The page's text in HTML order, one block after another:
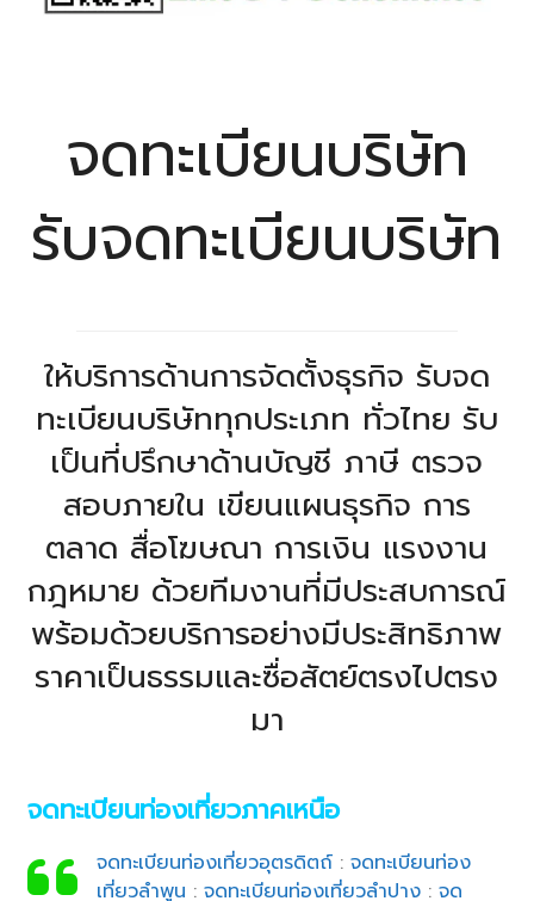
จดทะเบียนบริษัท
รับจดทะเบียนบริษัท
ให้บริการด้านการจัดตั้งธุรกิจ รับจด
ทะเบียนบริษัททุกประเภท ทั่วไทย รับ
เป็นที่ปรึกษาด้านบัญชี ภาษี ตรวจ
สอบภายใน เขียนแผนธุรกิจ การ
ตลาด สื่อโฆษณา การเงิน แรงงาน
กฎหมาย ด้วยทีมงานที่มีประสบการณ์
พร้อมด้วยบริการอย่างมีประสิทธิภาพ
ราคาเป็นธรรมและซื่อสัตย์ตรงไปตรง
มา
จดทะเบียนท่องเที่ยวภาคเหนือ
จดทะเบียนท่องเที่ยวอุตรดิตถ์: จดทะเบียนท่อง
เที่ยวลำพูน : จดทะเบียนท่องเที่ยวลำปาง: จด